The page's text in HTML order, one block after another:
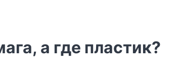
а где пластик?